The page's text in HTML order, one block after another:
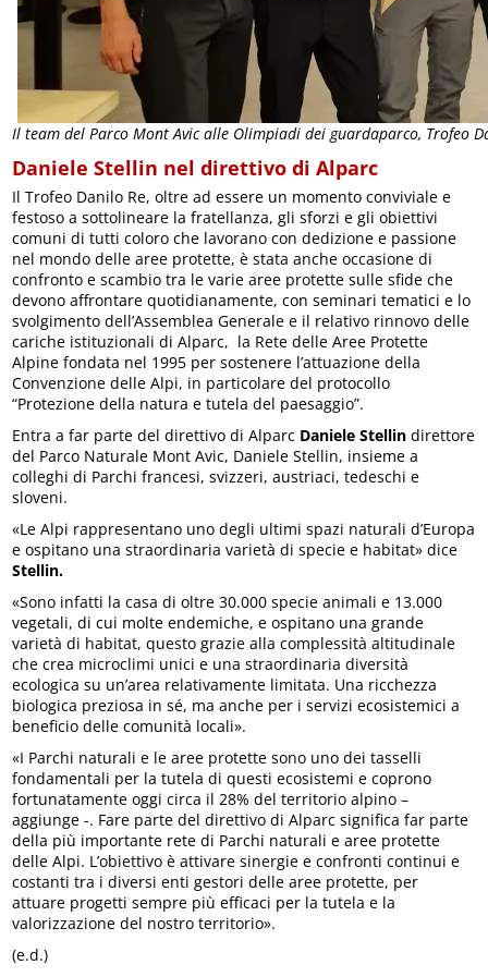
Il team del Parco Mont Avic alle Olimpiadi dei guardaparco, Trofeo
Daniele Stellin nel direttivo di Alparc
Il Trofeo Danilo Re, oltre ad essere un momento conviviale e
festoso a sottolineare la fratellanza, gli sforzi e gli obiettivi
comuni di tutti coloro che lavorano con dedizione e passione
nel mondo delle aree protette, è stata anche occasione di
confronto e scambio tra le varie aree protette sulle sfide che
devono affrontare quotidianamente, con seminari tematici e lo
svolgimento dell’Assemblea Generale e il relativo rinnovo delle
cariche istituzionali di Alparc, la Rete delle Aree Protette
Alpine fondata nel 1995 per sostenere l’attuazione della
Convenzione delle Alpi, in particolare del protocollo
“Protezione della natura e tutela del paesaggio”.
Entra a far parte del direttivo di Alparc Daniele Stellin direttore
del Parco Naturale Mont Avic, Daniele Stellin, insieme a
colleghi di Parchi francesi, svizzeri, austriaci, tedeschi e
sloveni.
«Le Alpi rappresentano uno degli ultimi spazi naturali d’Europa
e ospitano una straordinaria varietà di specie e habitat» dice
Stellin.
«Sono infatti la casa di oltre 30.000 specie animali e 13.000
vegetali, di cui molte endemiche, e ospitano una grande
varietà di habitat, questo grazie alla complessità altitudinale
che crea microclimi unici e una straordinaria diversità
ecologica su un’area relativamente limitata. Una ricchezza
biologica preziosa in sé, ma anche per i servizi ecosistemici a
beneficio delle comunità locali».
«I Parchi naturali e le aree protette sono uno dei tasselli
fondamentali per la tutela di questi ecosistemi e coprono
fortunatamente oggi circa il 28% del territorio alpino –
aggiunge -. Fare parte del direttivo di Alparc significa far parte
della più importante rete di Parchi naturali e aree protette
delle Alpi. L’obiettivo è attivare sinergie e confronti continui e
costanti tra i diversi enti gestori delle aree protette, per
attuare progetti sempre più efficaci per la tutela e la
valorizzazione del nostro territorio».
(e.d.)